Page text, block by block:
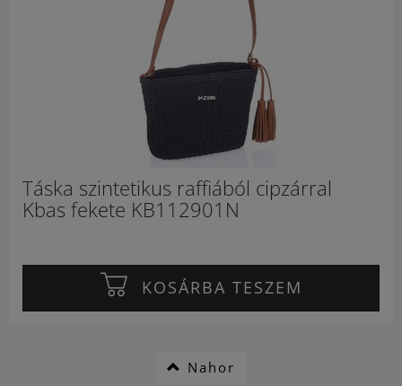
Táska szintetikus raffiából cipzárral
Kbas fekete KB112901N
KOSÁRBA TESZEM
Nahor